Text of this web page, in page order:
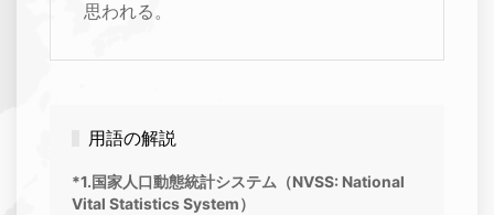
思われる。
用語の解説
*1.国家人口動態統計システム（NVSS: National
Vital Statistics System）